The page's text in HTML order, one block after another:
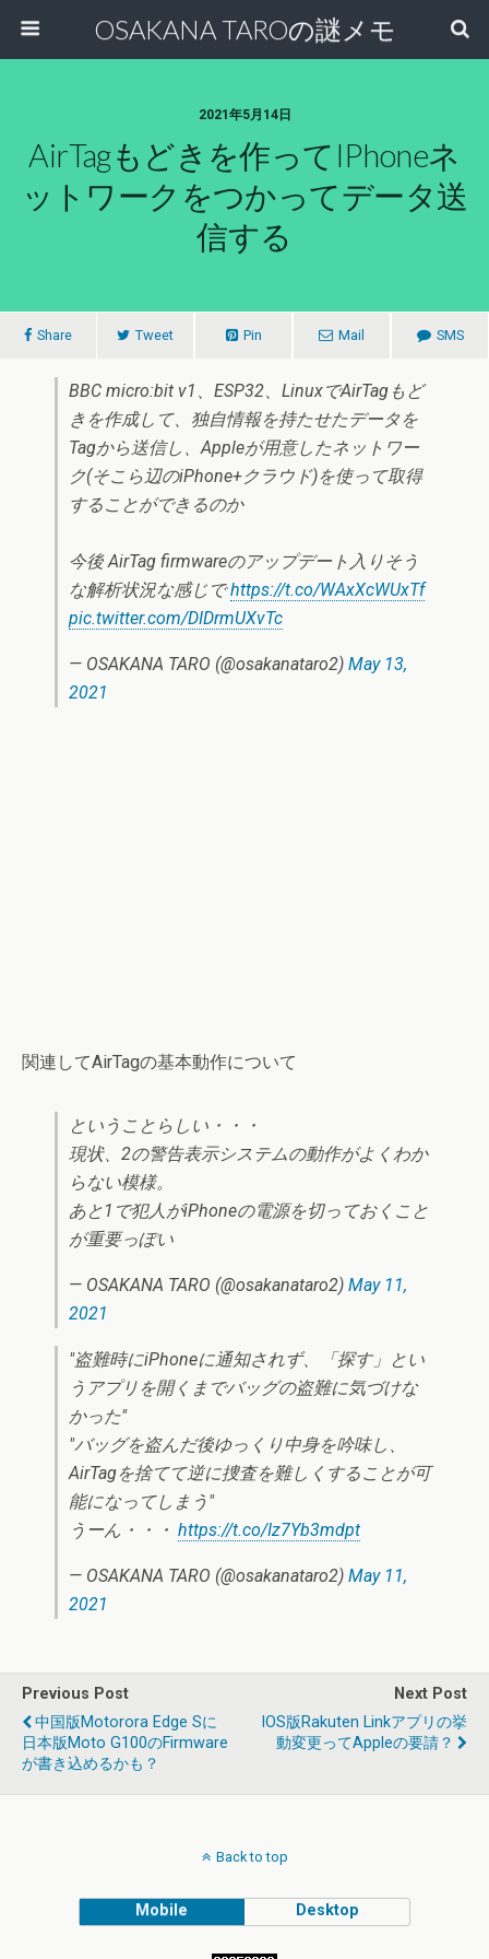
OSAKANA TAROの謎メモ
2021年5月14日
AirTagもどきを作ってiPhoneネ
ットワークをつかってデータ送
信する
Share Tweet Pin Mail SMS
BBC micro:bit v1、ESP32、LinuxでAirTagもど
きを作成して、独自情報を持たせたデータを
Tagから送信し、Appleが用意したネットワー
ク(そこら辺のiPhone+クラウド)を使って取得
することができるのか
今後 AirTag firmwareのアップデート入りそう
な解析状況な感じでhttps://t.co/WAxXcWUxTf
pic.twitter.com/DIDrmUXvTc
— OSAKANA TARO (@osakanataro2) May 13,
2021
関連してAirTagの基本動作について
ということらしい・・・
現状、2の警告表示システムの動作がよくわか
らない模様。
あと1で犯人がiPhoneの電源を切っておくこと
が重要っぽい
— OSAKANA TARO (@osakanataro2) May 11,
2021
"盗難時にiPhoneに通知されず、「探す」とい
うアプリを開くまでバッグの盗難に気づけな
かった"
"バッグを盗んだ後ゆっくり中身を吟味し、
AirTagを捨てて逆に捜査を難しくすることが可
能になってしまう"
うーん・・・ https://t.co/Iz7Yb3mdpt
— OSAKANA TARO (@osakanataro2) May 11,
2021
Previous Post
中国版Motorora Edge Sに
日本版Moto G100のfirmware
が書き込めるかも？
Next Post
IOS版Rakuten Linkアプリの挙
動変更ってAppleの要請？
Back to top
Mobile Desktop